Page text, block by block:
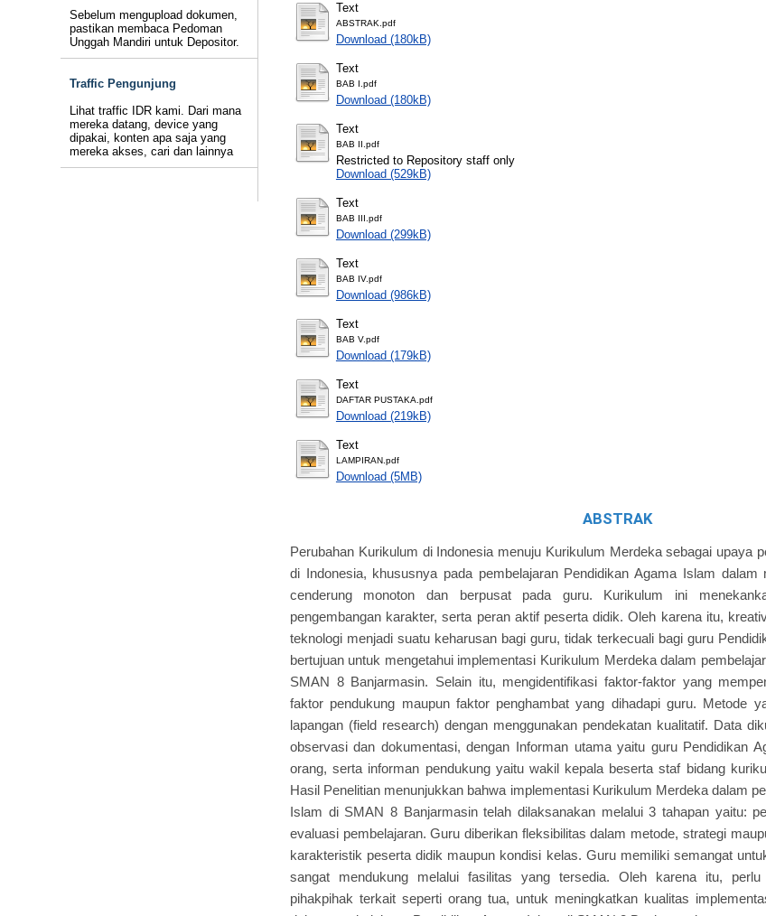
Sebelum mengupload dokumen,
pastikan membaca Pedoman
Unggah Mandiri untuk Depositor.
Traffic Pengunjung
Lihat traffic IDR kami. Dari mana
mereka datang, device yang
dipakai, konten apa saja yang
mereka akses, cari dan lainnya
Text
ABSTRAK.pdf
Download (180kB)
Text
BAB I.pdf
Download (180kB)
Text
BAB II.pdf
Restricted to Repository staff only
Download (529kB)
Text
BAB III.pdf
Download (299kB)
Text
BAB IV.pdf
Download (986kB)
Text
BAB V.pdf
Download (179kB)
Text
DAFTAR PUSTAKA.pdf
Download (219kB)
Text
LAMPIRAN.pdf
Download (5MB)
ABSTRAK
Perubahan Kurikulum di Indonesia menuju Kurikulum Merdeka sebagai upaya
di Indonesia, khususnya pada pembelajaran Pendidikan Agama Islam dalam
cenderung monoton dan berpusat pada guru. Kurikulum ini
pengembangan karakter, serta peran aktif peserta didik. Oleh karena itu,
teknologi menjadi suatu keharusan bagi guru, tidak terkecuali bagi guru
bertujuan untuk mengetahui implementasi Kurikulum Merdeka dalam
SMAN 8 Banjarmasin. Selain itu, mengidentifikasi faktor-faktor yang
faktor pendukung maupun faktor penghambat yang dihadapi guru. Metode
lapangan (field research) dengan menggunakan pendekatan kualitatif. Data
observasi dan dokumentasi, dengan Informan utama yaitu guru Pendidikan
orang, serta informan pendukung yaitu wakil kepala beserta staf bidang
Hasil Penelitian menunjukkan bahwa implementasi Kurikulum Merdeka dalam
Islam di SMAN 8 Banjarmasin telah dilaksanakan melalui 3 tahapan yaitu:
evaluasi pembelajaran. Guru diberikan fleksibilitas dalam metode, strategi
karakteristik peserta didik maupun kondisi kelas. Guru memiliki semangat
sangat mendukung melalui fasilitas yang tersedia. Oleh karena itu, perlu
pihakpihak terkait seperti orang tua, untuk meningkatkan kualitas